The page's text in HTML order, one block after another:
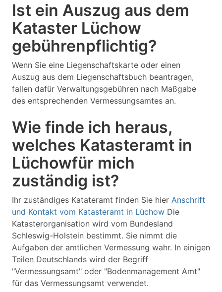
Ist ein Auszug aus dem
Kataster Lüchow
gebührenpflichtig?
Wenn Sie eine Liegenschaftskarte oder einen
Auszug aus dem Liegenschaftsbuch beantragen,
fallen dafür Verwaltungsgebühren nach Maßgabe
des entsprechenden Vermessungsamtes an.
Wie finde ich heraus,
welches Katasteramt in
Lüchowfür mich
zuständig ist?
Ihr zuständiges Katateramt finden Sie hier Anschrift
und Kontakt vom Katasteramt in Lüchow Die
Katasterorganisation wird vom Bundesland
Schleswig-Holstein bestimmt. Sie nimmt die
Aufgaben der amtlichen Vermessung wahr. In einigen
Teilen Deutschlands wird der Begriff
"Vermessungsamt" oder "Bodenmanagement Amt"
für das Vermessungsamt verwendet.